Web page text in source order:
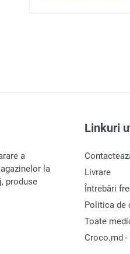
a
la
produse
Linkuri
Livrare
Întrebări
Politica de
Toate
Croco.md